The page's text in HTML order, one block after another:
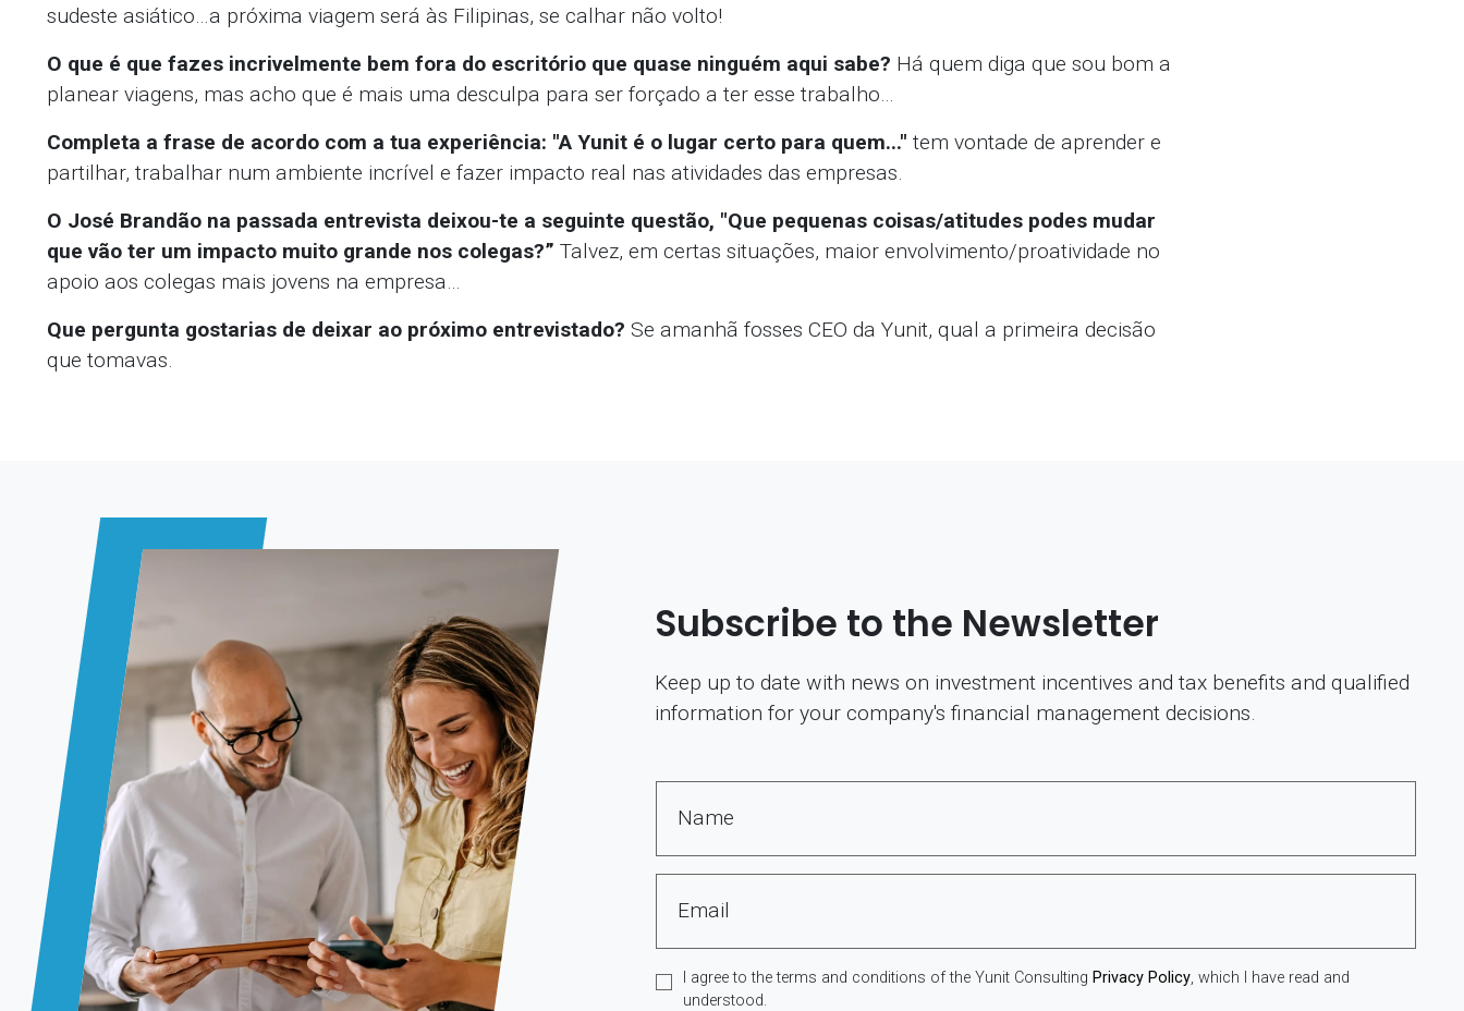
sudeste asiático…a próxima viagem será às Filipinas, se calhar não volto!
O que é que fazes incrivelmente bem fora do escritório que quase ninguém aqui sabe? Há quem diga que sou bom a
planear viagens, mas acho que é mais uma desculpa para ser forçado a ter esse trabalho…
Completa a frase de acordo com a tua experiência: "A Yunit é o lugar certo para quem..." tem vontade de aprender e
partilhar, trabalhar num ambiente incrível e fazer impacto real nas atividades das empresas.
O José Brandão na passada entrevista deixou-te a seguinte questão, "Que pequenas coisas/atitudes podes mudar
que vão ter um impacto muito grande nos colegas?” Talvez, em certas situações, maior envolvimento/proatividade no
apoio aos colegas mais jovens na empresa…
Que pergunta gostarias de deixar ao próximo entrevistado? Se amanhã fosses CEO da Yunit, qual a primeira decisão
que tomavas.
Subscribe to the Newsletter
Keep up to date with news on investment incentives and tax benefits and qualified
information for your company's financial management decisions.
Name
Email
I agree to the terms and conditions of the Yunit Consulting Privacy Policy, which I have read and
understood.